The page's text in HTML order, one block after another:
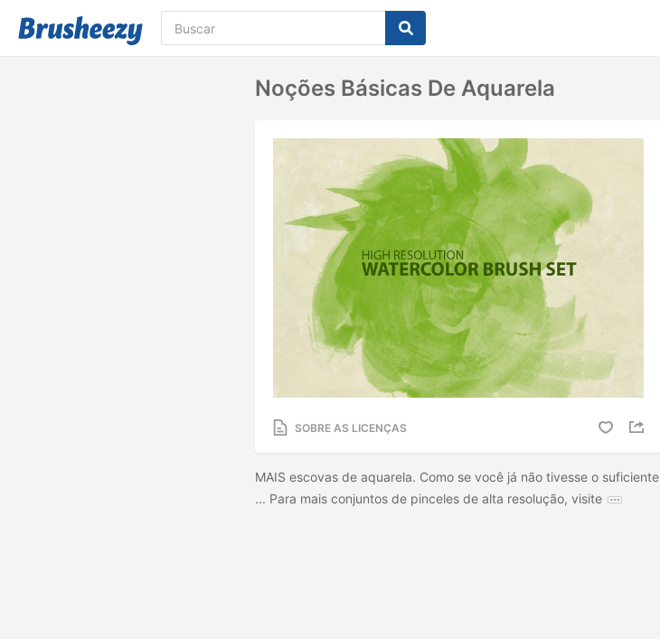
Noções Básicas De Aquarela
SOBRE AS LICENÇAS
MAIS escovas de aquarela. Como se você já não tivesse o suficiente
... Para mais conjuntos de pinceles de alta resolução, visite